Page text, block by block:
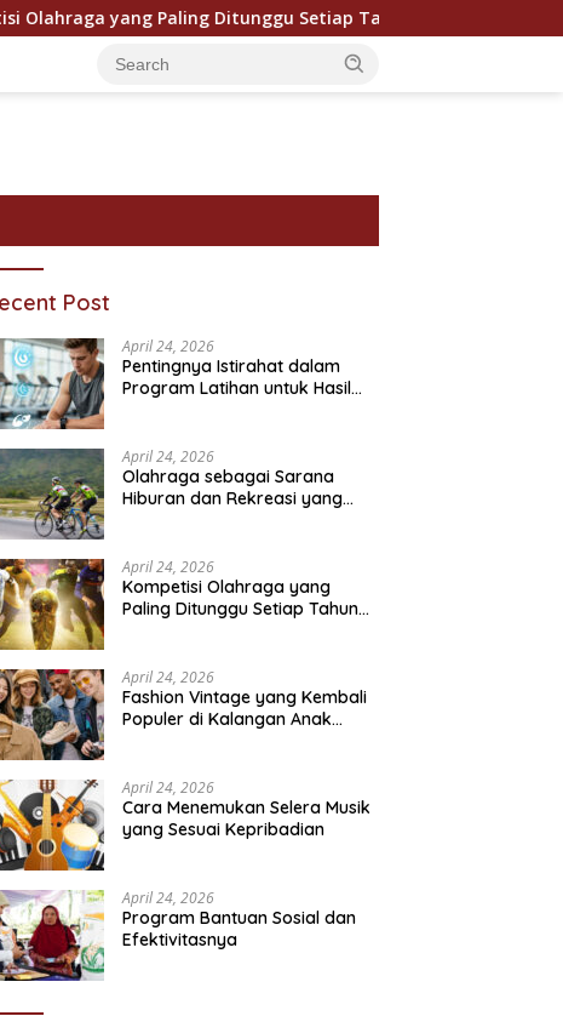
yang Paling Ditunggu Setiap Tahun oleh Penggemar Dunia
Bantuan Sosial dan
Sosial
Post
April 24, 2026
Pentingnya Istirahat dalam
Program Latihan untuk Hasil
April 24, 2026
Olahraga sebagai Sarana
Hiburan dan Rekreasi yang
April 24, 2026
Kompetisi Olahraga yang
Paling Ditunggu Setiap Tahun
April 24, 2026
Fashion Vintage yang Kembali
Populer di Kalangan Anak
April 24, 2026
Cara Menemukan Selera Musik
yang Sesuai Kepribadian
April 24, 2026
Program Bantuan Sosial dan
Efektivitasnya